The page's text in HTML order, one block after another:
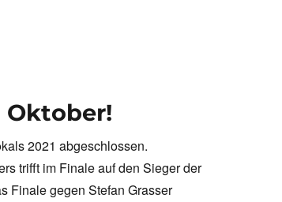
Oktober!
2021 abgeschlossen.
trifft im Finale auf den Sieger der
Finale gegen Stefan Grasser